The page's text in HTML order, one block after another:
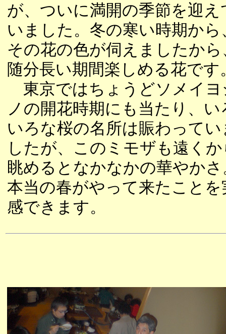
が、ついに満開の季節を迎え
いました。冬の寒い時期から
その花の色が伺えましたから
随分長い期間楽しめる花です
東京ではちょうどソメイヨ
ノの開花時期にも当たり、い
いろな桜の名所は賑わってい
したが、このミモザも遠く
眺めるとなかなかの華やかさ
本当の春がやって来たことを
感できます。